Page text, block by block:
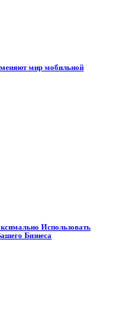
мир мобильной
Использовать
Бизнеса